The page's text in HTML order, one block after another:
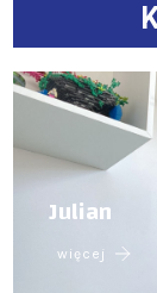
Julian
więcej